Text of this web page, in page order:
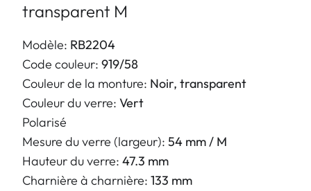
transparent M
Modèle: RB2204
Code couleur: 919/58
Couleur de la monture: Noir, transparent
Couleur du verre: Vert
Polarisé
Mesure du verre (largeur): 54 mm / M
Hauteur du verre: 47.3 mm
Charnière à charnière: 133 mm